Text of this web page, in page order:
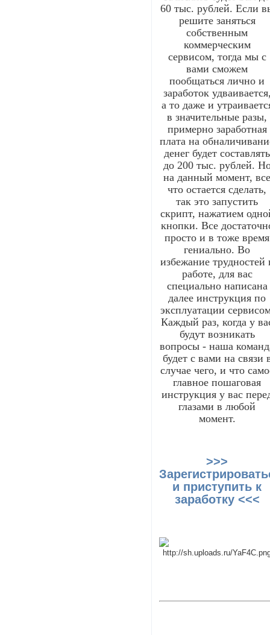
60 тыс. рублей. Если
решите заняться
собственным
коммерческим
сервисом, тогда мы с
вами сможем
пообщаться лично и
заработок
а то даже и
в значительные разы,
примерно заработная
плата на
денег будет составлять
до 200 тыс. рублей.
на данный момент,
что остается сделать,
так это запустить
скрипт, нажатием
кнопки. Все
просто и в тоже время
гениально. Во
избежание трудностей
работе, для вас
специально написана
далее инструкция по
эксплуатации
Каждый раз, когда у
будут возникать
вопросы - наша
будет с вами на связи
случае чего, и что
главное пошаговая
инструкция у вас
глазами в любой
момент.
>>>
и приступить к
заработку <<<